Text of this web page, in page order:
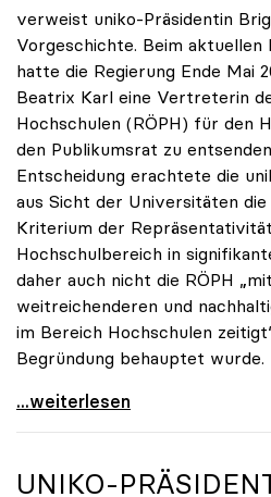
verweist uniko-Präsidentin
Vorgeschichte. Beim
hatte die Regierung Ende Mai
Beatrix Karl eine Vertreterin
Hochschulen (RÖPH) für den
den Publikumsrat zu
Entscheidung erachtete die
aus Sicht der Universitäten
Kriterium der
Hochschulbereich in
daher auch nicht die RÖPH
weitreichenderen und
im Bereich Hochschulen
Begründung behauptet wurde.
ORF-Publikumsrat: Regierung
...weiterlesen
UNIKO-